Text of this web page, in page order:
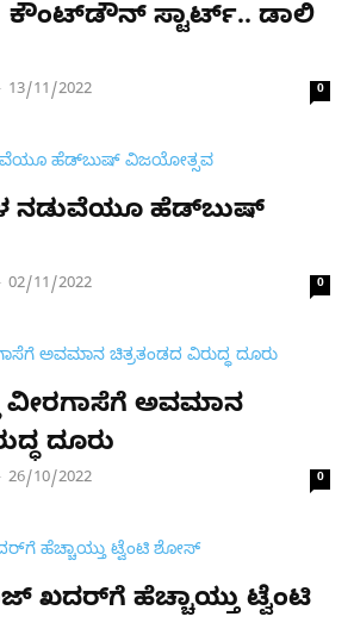
ಕೌಂಟ್​​ಡೌನ್ ಸ್ಟಾರ್ಟ್​​​​​​​.. ಡಾಲಿ
13/11/2022 0
ನಡುವೆಯೂ ಹೆಡ್​ಬುಷ್
02/11/2022 0
ಅವಮಾನ
ದೂರು
26/10/2022 0
ಖದರ್​ಗೆ ಹೆಚ್ಚಾಯ್ತು ಟ್ವೆಂಟಿ